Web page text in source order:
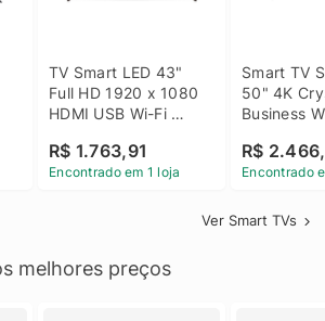
TV Smart LED 43"
Full HD 1920 x 1080
HDMI USB Wi-Fi
43LM631C0SB LG
R$ 1.763,91
Encontrado em 1 loja
Smart TV
50" 4K
Business
R$
Encontrado
Ver Smart TVs
melhores preços